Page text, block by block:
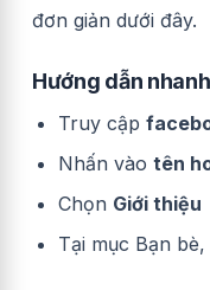
đơn giản dưới đây.
Hướng dẫn nhanh
Truy cập
Nhấn vào tên
Chọn Giới thiệu
Tại mục Bạn